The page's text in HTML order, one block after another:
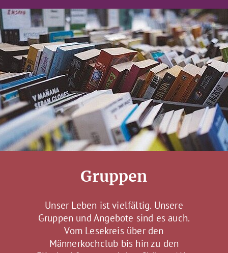
Gruppen
Unser Leben ist vielfältig. Unsere
Gruppen und Angebote sind es auch.
Vom Lesekreis über den
Männerkochclub bis hin zu den